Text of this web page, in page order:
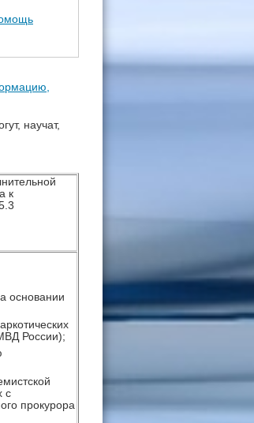
научат,
к
основании
России);
с
прокурора